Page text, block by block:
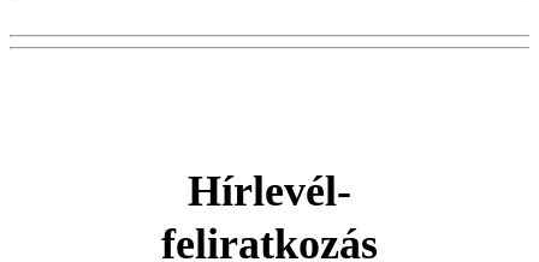
Hírlevél-
feliratkozás